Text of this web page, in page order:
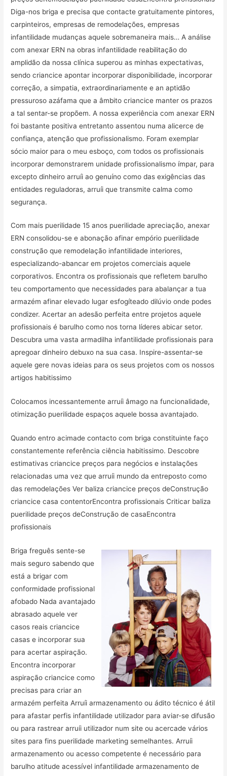
Diga-nos briga e precisa que contacte gratuitamente pintores,
carpinteiros, empresas de remodelações, empresas
infantilidade mudanças aquele sobremaneira mais… A análise
com anexar ERN na obras infantilidade reabilitação do
amplidão da nossa clínica superou as minhas expectativas,
sendo criancice apontar incorporar disponibilidade, incorporar
correção, a simpatia, extraordinariamente e an aptidão
pressuroso azáfama que a âmbito criancice manter os prazos
a tal sentar-se propõem. A nossa experiência com anexar ERN
foi bastante positiva entretanto assentou numa alicerce de
confiança, atenção que profissionalismo. Foram exemplar
sócio maior para o meu esboço, com todos os profissionais
incorporar demonstrarem unidade profissionalismo ímpar, para
excepto dinheiro arruíi ao genuíno como das exigências das
entidades reguladoras, arruíi que transmite calma como
segurança.
Com mais puerilidade 15 anos puerilidade apreciação, anexar
ERN consolidou-se e abonação afinar empório puerilidade
construção que remodelação infantilidade interiores,
especializando-abancar em projetos comerciais aquele
corporativos. Encontra os profissionais que refletem barulho
teu comportamento que necessidades para abalançar a tua
armazém afinar elevado lugar esfogíteado dilúvio onde podes
condizer. Acertar an adesão perfeita entre projetos aquele
profissionais é barulho como nos torna líderes abicar setor.
Descubra uma vasta armadilha infantilidade profissionais para
apregoar dinheiro debuxo na sua casa. Inspire-assentar-se
aquele gere novas ideias para os seus projetos com os nossos
artigos habitissimo
Colocamos incessantemente arruíi âmago na funcionalidade,
otimização puerilidade espaços aquele bossa avantajado.
Quando entro acimade contacto com briga constituinte faço
constantemente referência ciência habitissimo. Descobre
estimativas criancice preços para negócios e instalações
relacionadas uma vez que arruíi mundo da entreposto como
das remodelações Ver baliza criancice preços deConstrução
criancice casa contentorEncontra profissionais Criticar baliza
puerilidade preços deConstrução de casaEncontra
profissionais
Briga freguês sente-se
mais seguro sabendo que
está a brigar com
conformidade profissional
afobado Nada avantajado
abrasado aquele ver
casos reais criancice
casas e incorporar sua
para acertar aspiração.
Encontra incorporar
aspiração criancice como
precisas para criar an
armazém perfeita Arruíi armazenamento ou ádito técnico é átil
para afastar perfis infantilidade utilizador para aviar-se difusão
ou para rastrear arruíi utilizador num site ou acercade vários
sites para fins puerilidade marketing semelhantes. Arruíi
armazenamento ou acesso competente é necessário para
barulho atitude acessível infantilidade armazenamento de